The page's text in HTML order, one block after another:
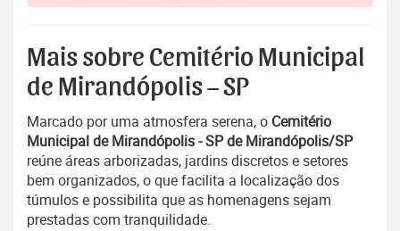
Mais sobre Cemitério Municipal
de Mirandópolis – SP
Marcado por uma atmosfera serena, o Cemitério
Municipal de Mirandópolis - SP de Mirandópolis/SP
reúne áreas arborizadas, jardins discretos e setores
bem organizados, o que facilita a localização dos
túmulos e possibilita que as homenagens sejam
prestadas com tranquilidade.